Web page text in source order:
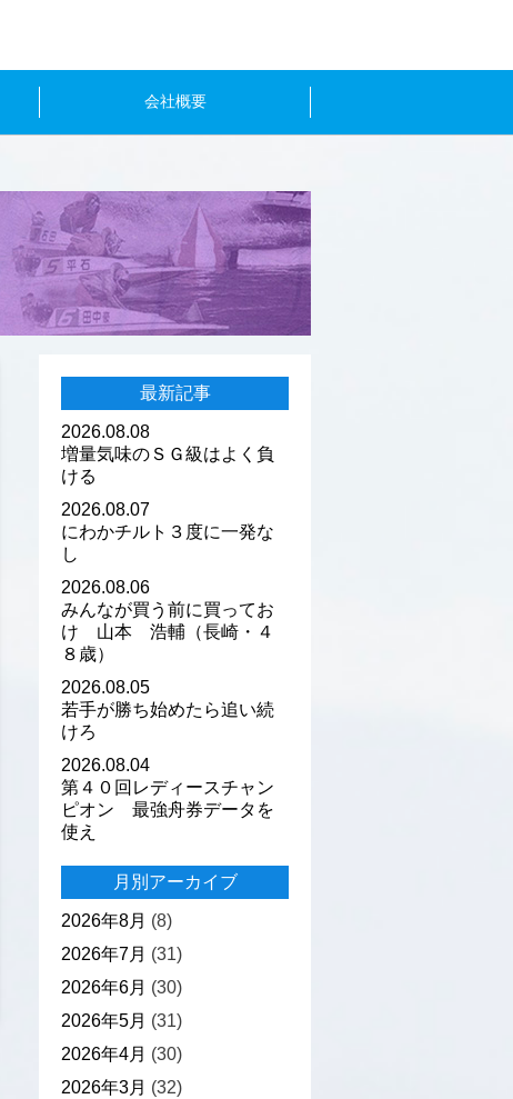
会社概要
最新記事
2026.08.08
増量気味のＳＧ級はよく負
ける
2026.08.07
にわかチルト３度に一発な
し
2026.08.06
みんなが買う前に買ってお
け 山本 浩輔（長崎・４
８歳）
2026.08.05
若手が勝ち始めたら追い続
けろ
2026.08.04
第４０回レディースチャン
ピオン 最強舟券データを
使え
月別アーカイブ
2026年8月 (8)
2026年7月 (31)
2026年6月 (30)
2026年5月 (31)
2026年4月 (30)
2026年3月 (32)